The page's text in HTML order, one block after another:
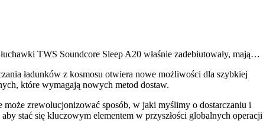
TWS Soundcore Sleep A20 właśnie zadebiutowały, mają…
ładunków z kosmosu otwiera nowe możliwości dla szybkiej
które wymagają nowych metod dostaw.
może zrewolucjonizować sposób, w jaki myślimy o dostarczaniu i
stać się kluczowym elementem w przyszłości globalnych operacji